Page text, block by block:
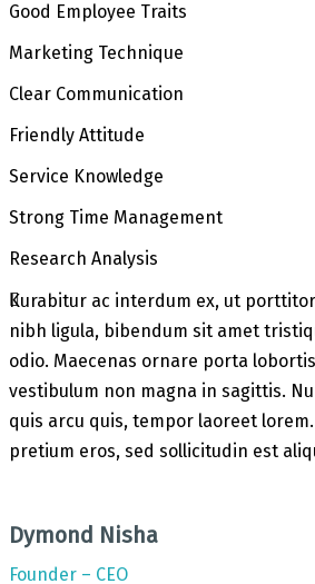
Good Employee Traits
Marketing Technique
Clear Communication
Friendly Attitude
Service Knowledge
Strong Time Management
Research Analysis
Kurabitur ac interdum ex, ut
nibh ligula, bibendum sit amet
odio. Maecenas ornare porta
vestibulum non magna in sagittis.
quis arcu quis, tempor laoreet
pretium eros, sed sollicitudin est
Dymond Nisha
Founder – CEO